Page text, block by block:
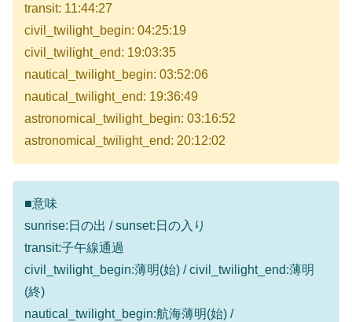
transit: 11:44:27
civil_twilight_begin: 04:25:19
civil_twilight_end: 19:03:35
nautical_twilight_begin: 03:52:06
nautical_twilight_end: 19:36:49
astronomical_twilight_begin: 03:16:52
astronomical_twilight_end: 20:12:02
■意味
sunrise:日の出 / sunset:日の入り
transit:子午線通過
civil_twilight_begin:薄明(始) / civil_twilight_end:薄明
(終)
nautical_twilight_begin:航海薄明(始) /